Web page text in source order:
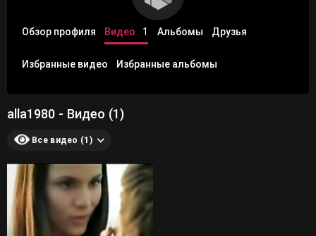
Обзор профиля Видео 1 Альбомы Друзья
Избранные видео Избранные альбомы
alla1980 - Видео (1)
Все видео (1)